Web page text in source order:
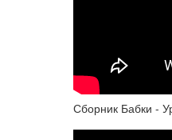
Сборник Бабки -